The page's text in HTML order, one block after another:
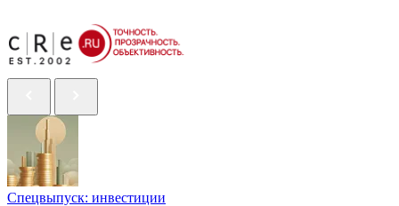
Спецвыпуск: инвестиции